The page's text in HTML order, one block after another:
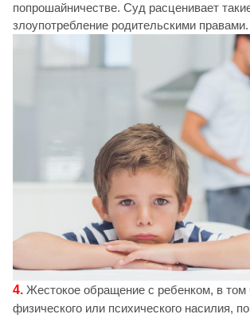
попрошайничестве. Суд расценивает
злоупотребление родительскими правами.
4. Жестокое обращение с ребенком, в
физического или психического насилия,